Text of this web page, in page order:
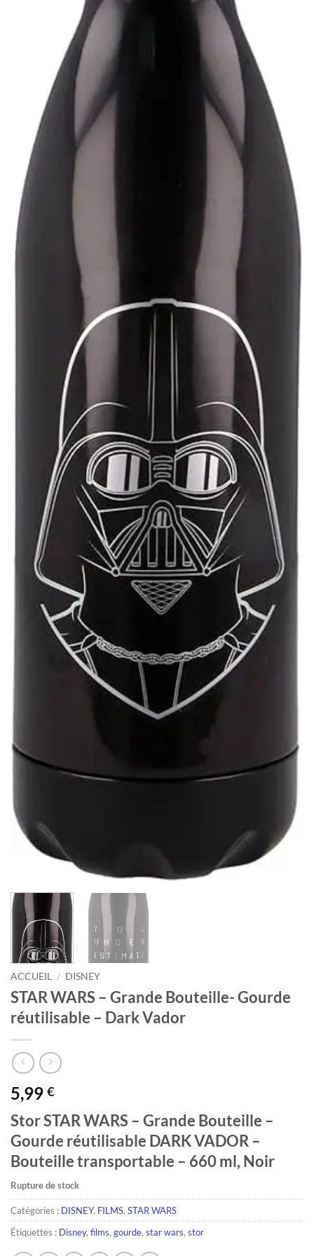
ACCUEIL / DISNEY
STAR WARS – Grande Bouteille- Gourde
réutilisable – Dark Vador
5,99 €
Stor STAR WARS – Grande Bouteille –
Gourde réutilisable DARK VADOR –
Bouteille transportable – 660 ml, Noir
Rupture de stock
Catégories : DISNEY, FILMS, STAR WARS
Étiquettes : Disney, films, gourde, star wars, stor